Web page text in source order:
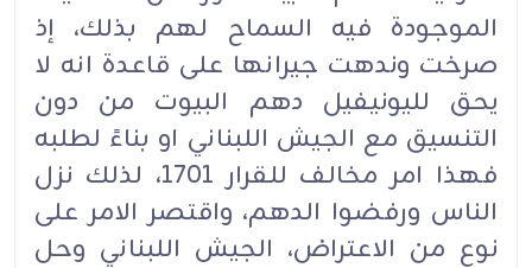
الموجودة فيه السماح لهم بذلك، إذ
صرخت وندهت جيرانها على قاعدة انه لا
يحق لليونيفيل دهم البيوت من دون
التنسيق مع الجيش اللبناني او بناءً لطلبه
فهذا امر مخالف للقرار 1701، لذلك نزل
الناس ورفضوا الدهم، واقتصر الامر على
نوع من الاعتراض، الجيش اللبناني وحل